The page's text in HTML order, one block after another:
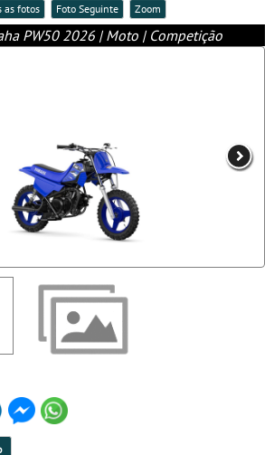
as fotos Foto Seguinte Zoom
PW50 2026 | Moto | Competição